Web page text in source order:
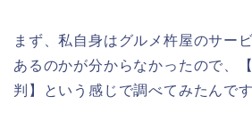
まず、私自身はグルメ杵屋のサー
あるのかが分からなかったので、
判】という感じで調べてみたんです